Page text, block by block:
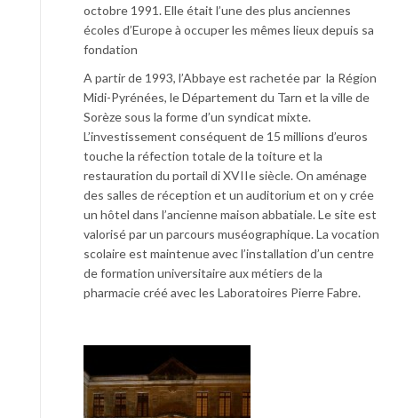
octobre 1991. Elle était l’une des plus anciennes
écoles d’Europe à occuper les mêmes lieux depuis sa
fondation
A partir de 1993, l’Abbaye est rachetée par la Région
Midi-Pyrénées, le Département du Tarn et la ville de
Sorèze sous la forme d’un syndicat mixte.
L’investissement conséquent de 15 millions d’euros
touche la réfection totale de la toiture et la
restauration du portail di XVIIe siècle. On aménage
des salles de réception et un auditorium et on y crée
un hôtel dans l’ancienne maison abbatiale. Le site est
valorisé par un parcours muséographique. La vocation
scolaire est maintenue avec l’installation d’un centre
de formation universitaire aux métiers de la
pharmacie créé avec les Laboratoires Pierre Fabre.